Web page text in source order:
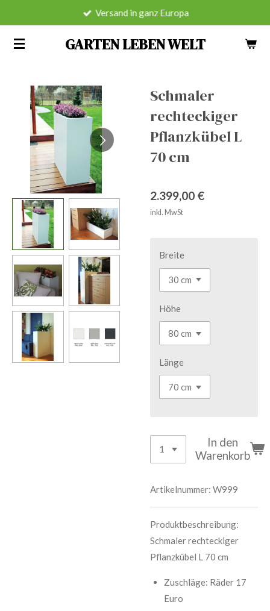
springen
GARTEN LEBEN WELT
Versand in ganz Europa
Schmaler
rechteckiger
Pflanzkübel L
70 cm
2.399,00 €
inkl. MwSt
Breite
Höhe
Länge
In den
Warenkorb
Artikelnummer: W999
Produktbeschreibung:
Schmaler rechteckiger
Pflanzkübel L 70 cm
Zuschläge: Räder 17
Euro